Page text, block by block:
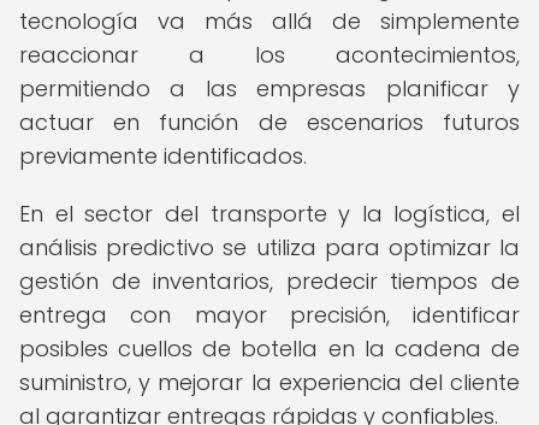
tecnología va más allá de simplemente
reaccionar a los acontecimientos,
permitiendo a las empresas planificar y
actuar en función de escenarios futuros
previamente identificados.
En el sector del transporte y la logística, el
análisis predictivo se utiliza para optimizar la
gestión de inventarios, predecir tiempos de
entrega con mayor precisión, identificar
posibles cuellos de botella en la cadena de
suministro, y mejorar la experiencia del cliente
al garantizar entregas rápidas y confiables.